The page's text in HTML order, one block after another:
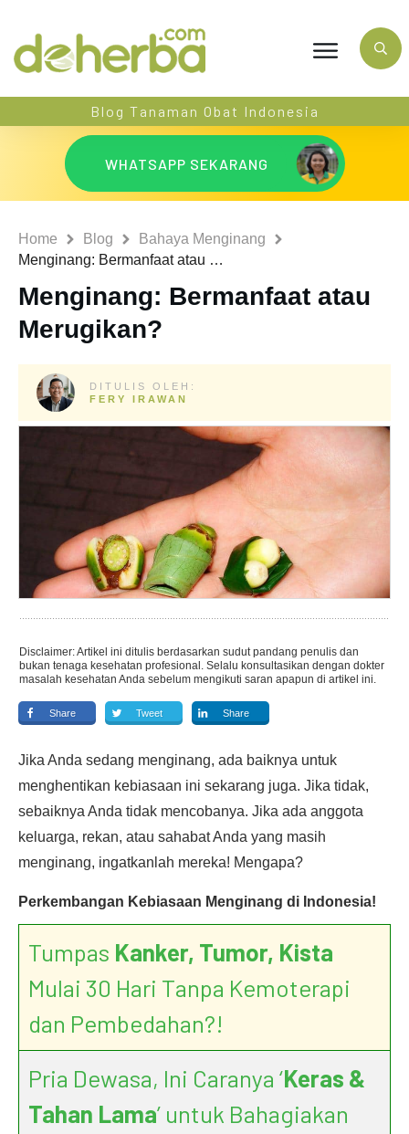
Blog Tanaman Obat Indonesia
WHATSAPP SEKARANG
Home Blog
Bahaya Menginang
Menginang: Bermanfaat atau Merugikan?
Menginang: Bermanfaat atau
Merugikan?
DITULIS OLEH:
FERY IRAWAN
Disclaimer: Artikel ini ditulis berdasarkan sudut pandang penulis dan
bukan tenaga kesehatan profesional. Selalu konsultasikan dengan dokter
masalah kesehatan Anda sebelum mengikuti saran apapun di artikel ini.
Share Tweet Share
Jika Anda sedang menginang, ada baiknya untuk
menghentikan kebiasaan ini sekarang juga. Jika tidak,
sebaiknya Anda tidak mencobanya. Jika ada anggota
keluarga, rekan, atau sahabat Anda yang masih
menginang, ingatkanlah mereka! Mengapa?
Perkembangan Kebiasaan Menginang di Indonesia!
Tumpas Kanker, Tumor, Kista
Mulai 30 Hari Tanpa Kemoterapi
dan Pembedahan?!
Pria Dewasa, Ini Caranya ‘Keras &
Tahan Lama’ untuk Bahagiakan